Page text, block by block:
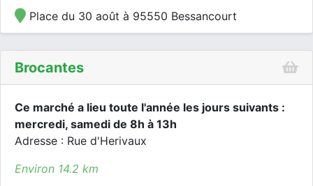
Place du 30 août à 95550 Bessancourt
Brocantes
Ce marché a lieu toute l'année les jours suivants :
mercredi, samedi de 8h à 13h
Adresse : Rue d'Herivaux
Environ 14.2 km